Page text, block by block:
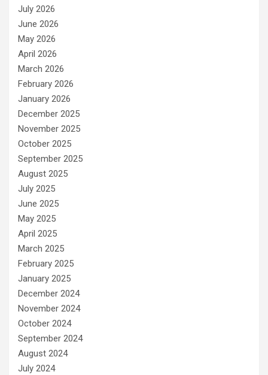
July 2026
June 2026
May 2026
April 2026
March 2026
February 2026
January 2026
December 2025
November 2025
October 2025
September 2025
August 2025
July 2025
June 2025
May 2025
April 2025
March 2025
February 2025
January 2025
December 2024
November 2024
October 2024
September 2024
August 2024
July 2024